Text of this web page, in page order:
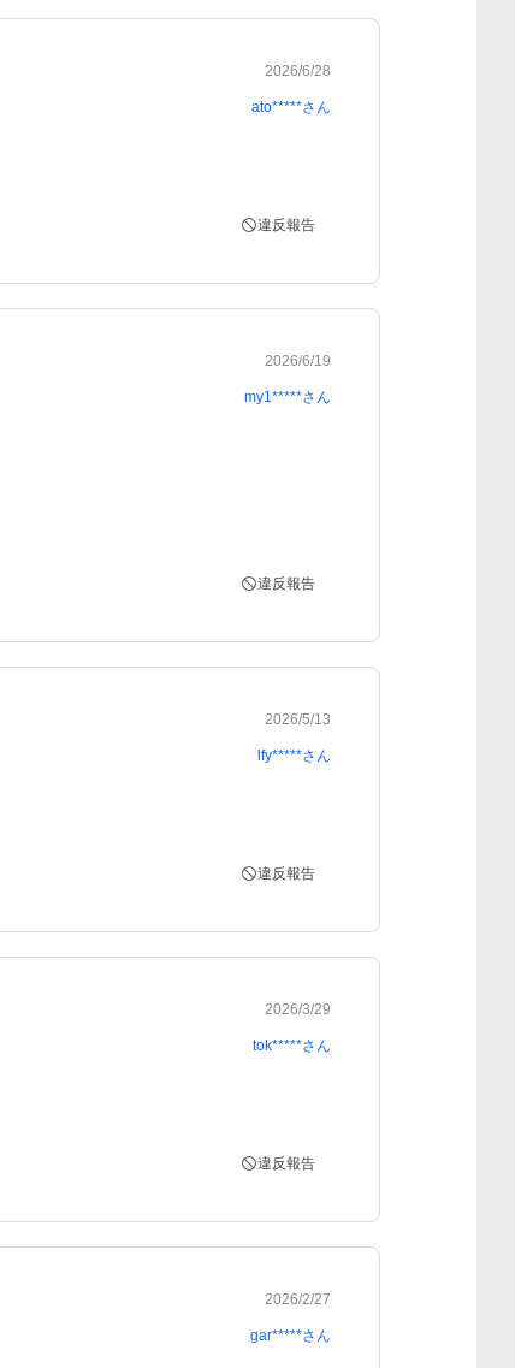
2026/6/28
ato*****さん
違反報告
2026/6/19
my1*****さん
違反報告
2026/5/13
lfy*****さん
違反報告
2026/3/29
tok*****さん
違反報告
2026/2/27
gar*****さん